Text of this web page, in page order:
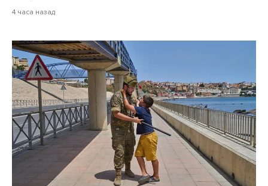
4 часа назад